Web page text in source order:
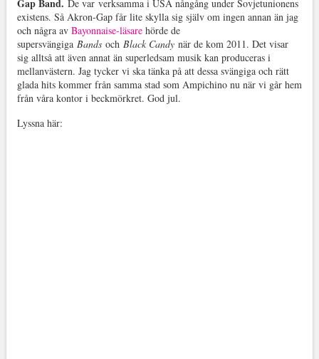
Gap Band. De var verksamma i USA nångång under Sovjetunionens
existens. Så Akron-Gap får lite skylla sig själv om ingen annan än jag
och några av Bayonnaise-läsarehörde de
supersvängiga Bands och Black Candy när de kom 2011. Det visar
sig alltså att även annat än superledsam musik kan produceras i
mellanvästern. Jag tycker vi ska tänka på att dessa svängiga och rätt
glada hits kommer från samma stad som Ampichino nu när vi går hem
från våra kontor i beckmörkret. God jul.
Lyssna här: